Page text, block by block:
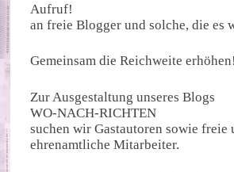
Aufruf!
an freie Blogger und solche, die es
Gemeinsam die Reichweite erhöhen!
Zur Ausgestaltung unseres Blogs
WO-NACH-RICHTEN
suchen wir Gastautoren sowie freie
ehrenamtliche Mitarbeiter.